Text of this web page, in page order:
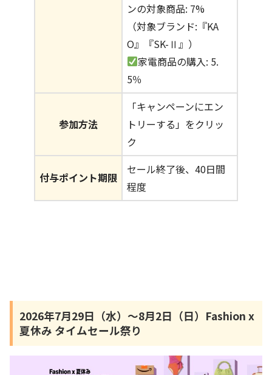
ンの対象商品: 7%
（対象ブランド:『KA
O』『SK-Ⅱ』）
家電商品の購入: 5.
5％
参加方法
「キャンペーンにエン
トリーする」をクリッ
ク
付与ポイント期限
セール終了後、40日間
程度
2026年7月29日（水）〜8月2日（日）Fashion x
夏休み タイムセール祭り